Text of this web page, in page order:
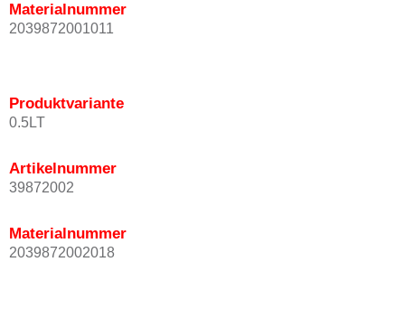
Materialnummer
2039872001011
Produktvariante
0.5LT
Artikelnummer
39872002
Materialnummer
2039872002018